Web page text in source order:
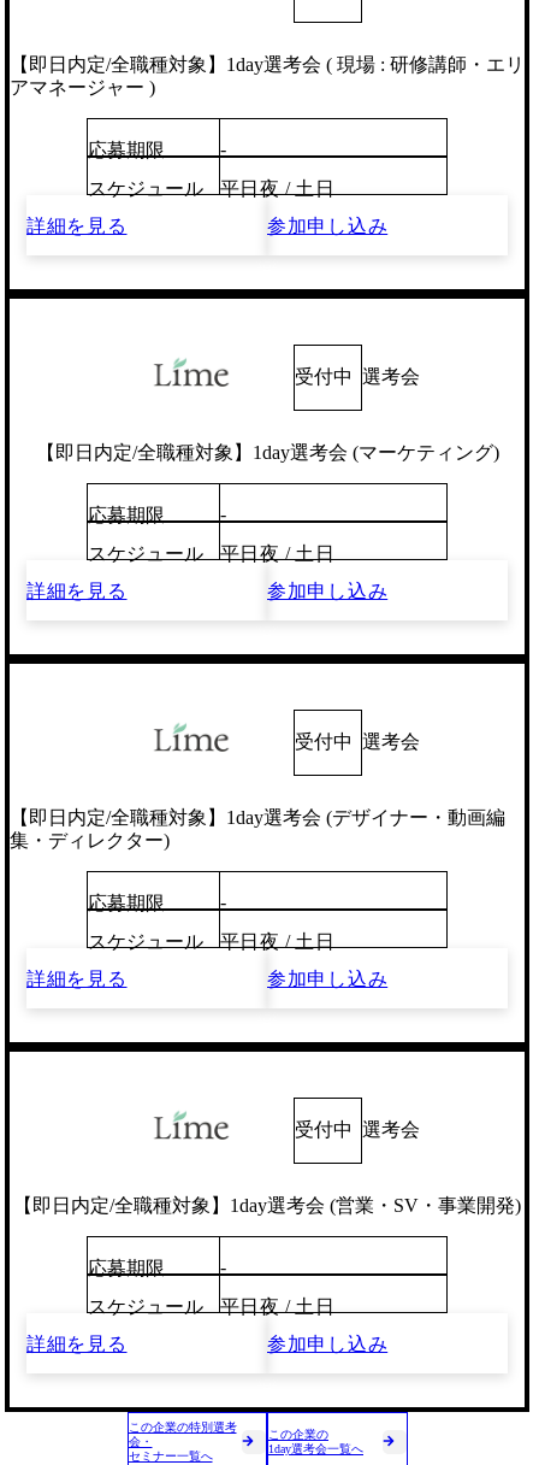
【即日内定/全職種対象】1day選考会 ( 現場 : 研修講師・エリ
アマネージャー )
応募期限
-
スケジュール
平日夜 / 土日
詳細を見る
参加申し込み
受付中 選考会
【即日内定/全職種対象】1day選考会 (マーケティング)
応募期限
-
スケジュール
平日夜 / 土日
詳細を見る
参加申し込み
受付中 選考会
【即日内定/全職種対象】1day選考会 (デザイナー・動画編
集・ディレクター)
応募期限
-
スケジュール
平日夜 / 土日
詳細を見る
参加申し込み
受付中 選考会
【即日内定/全職種対象】1day選考会 (営業・SV・事業開発)
応募期限
-
スケジュール
平日夜 / 土日
詳細を見る
参加申し込み
この企業の特別選考
会・
セミナー一覧へ
この企業の
1day選考会一覧へ